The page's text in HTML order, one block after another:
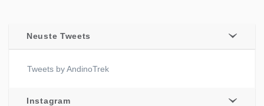
Neuste Tweets
Tweets by AndinoTrek
Instagram